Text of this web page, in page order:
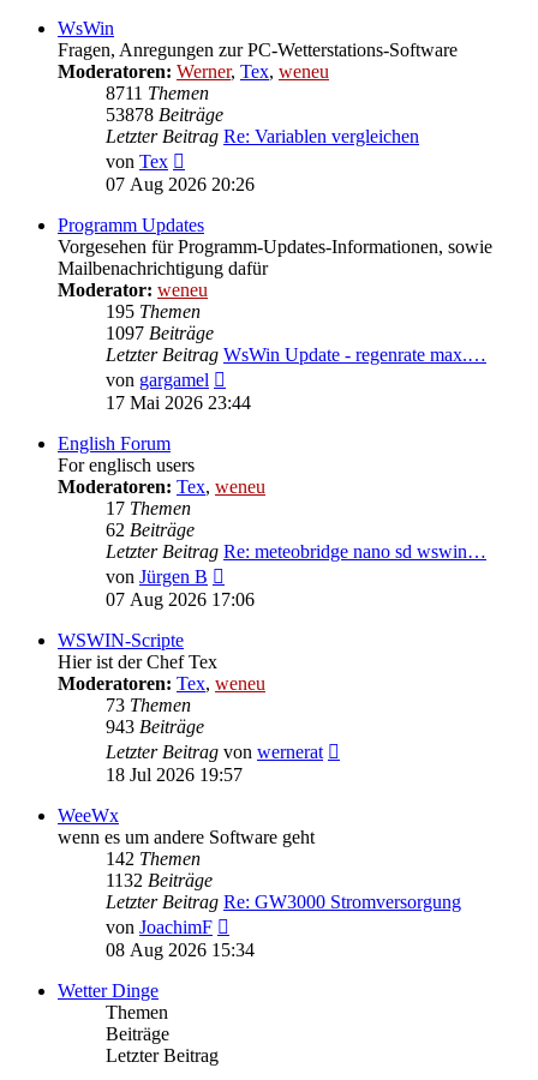
WsWin
Fragen, Anregungen zur PC-Wetterstations-Software
Moderatoren: Werner, Tex, weneu
8711 Themen
53878 Beiträge
Letzter Beitrag Re: Variablen vergleichen
von Tex
Beitrag
07 Aug 2026 20:26
Programm Updates
Vorgesehen für Programm-Updates-Informationen, sowie
Mailbenachrichtigung dafür
Moderator: weneu
195 Themen
1097 Beiträge
Letzter Beitrag WsWin Update - regenrate max.…
von gargamel
Beitrag
17 Mai 2026 23:44
English Forum
For englisch users
Moderatoren: Tex, weneu
17 Themen
62 Beiträge
Letzter Beitrag Re: meteobridge nano sd wswin…
von Jürgen B
Beitrag
07 Aug 2026 17:06
WSWIN-Scripte
Hier ist der Chef Tex
Moderatoren: Tex, weneu
73 Themen
943 Beiträge
Letzter Beitrag von wernerat
18 Jul 2026 19:57
WeeWx
wenn es um andere Software geht
142 Themen
1132 Beiträge
Letzter Beitrag Re: GW3000 Stromversorgung
von JoachimF
Beitrag
08 Aug 2026 15:34
Wetter Dinge
Themen
Beiträge
Letzter Beitrag